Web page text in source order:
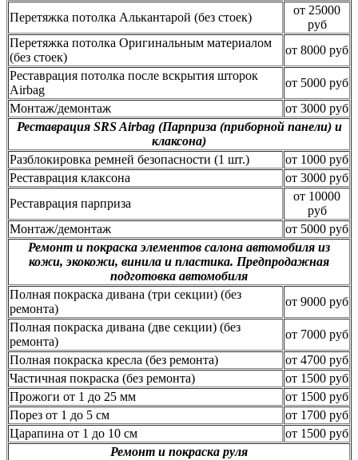
Перетяжка потолка Алькантарой (без стоек)
от 25000
руб
Перетяжка потолка Оригинальным материалом
(без стоек)
от 8000 руб
Реставрация потолка после вскрытия шторок
Airbag
от 5000 руб
Монтаж/демонтаж
от 3000 руб
Реставрация SRS Airbag (Парприза (приборной панели) и
клаксона)
Разблокировка ремней безопасности (1 шт.)
от 1000 руб
Реставрация клаксона
от 3000 руб
Реставрация парприза
от 10000
руб
Монтаж/демонтаж
от 5000 руб
Ремонт и покраска элементов салона автомобиля из
кожи, экокожи, винила и пластика. Предпродажная
подготовка автомобиля
Полная покраска дивана (три секции) (без
ремонта)
от 9000 руб
Полная покраска дивана (две секции) (без
ремонта)
от 7000 руб
Полная покраска кресла (без ремонта)
от 4700 руб
Частичная покраска (без ремонта)
от 1500 руб
Прожоги от 1 до 25 мм
от 1500 руб
Порез от 1 до 5 см
от 1700 руб
Царапина от 1 до 10 см
от 1500 руб
Ремонт и покраска руля